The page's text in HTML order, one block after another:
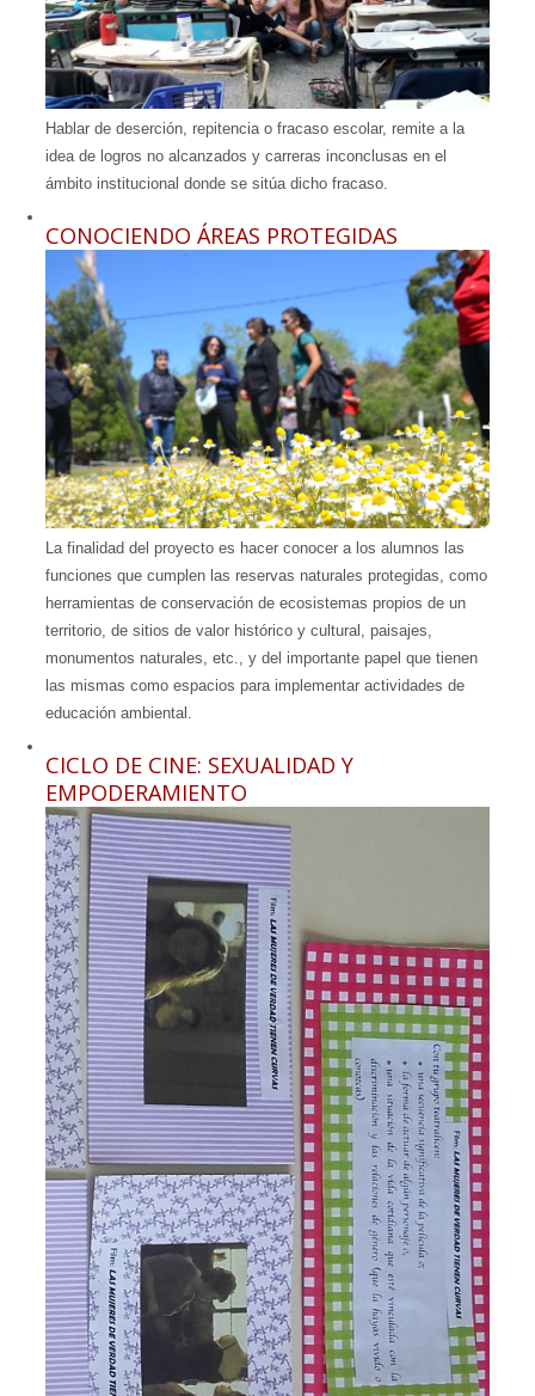
Hablar de deserción, repitencia o fracaso escolar, remite a la
idea de logros no alcanzados y carreras inconclusas en el
ámbito institucional donde se sitúa dicho fracaso.
CONOCIENDO ÁREAS PROTEGIDAS
La finalidad del proyecto es hacer conocer a los alumnos las
funciones que cumplen las reservas naturales protegidas, como
herramientas de conservación de ecosistemas propios de un
territorio, de sitios de valor histórico y cultural, paisajes,
monumentos naturales, etc., y del importante papel que tienen
las mismas como espacios para implementar actividades de
educación ambiental.
CICLO DE CINE: SEXUALIDAD Y
EMPODERAMIENTO